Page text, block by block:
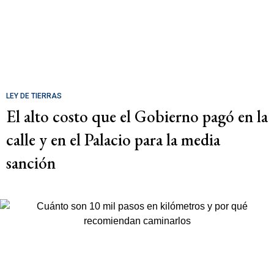
LEY DE TIERRAS
El alto costo que el Gobierno pagó en la
calle y en el Palacio para la media
sanción